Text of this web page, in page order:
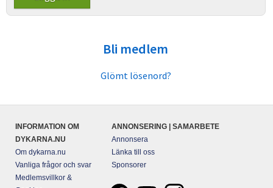
Bli medlem
Glömt lösenord?
INFORMATION OM
DYKARNA.NU
Om dykarna.nu
Vanliga frågor och svar
Medlemsvillkor &
ANNONSERING | SAMARBETE
Annonsera
Länka till oss
Sponsorer